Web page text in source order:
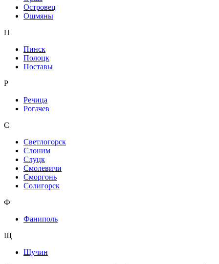
Островец
Ошмяны
П
Пинск
Полоцк
Поставы
Р
Речица
Рогачев
С
Светлогорск
Слоним
Слуцк
Смолевичи
Сморгонь
Солигорск
Ф
Фаниполь
Щ
Щучин